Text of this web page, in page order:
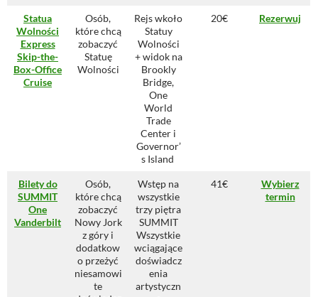
Statua
Wolności
Express
Skip-the-
Box-Office
Cruise
Osób,
które chcą
zobaczyć
Statuę
Wolności
Rejs wkoło
Statuy
Wolności
+ widok na
Brookly
Bridge,
One
World
Trade
Center i
Governor’
s Island
20€ Rezerwuj
Bilety do
SUMMIT
One
Vanderbilt
Osób,
które chcą
zobaczyć
Nowy Jork
z góry i
dodatkow
o przeżyć
niesamowi
te
Wstęp na
wszystkie
trzy piętra
SUMMIT
Wszystkie
wciągające
doświadcz
enia
artystyczn
41€
Wybierz
termin